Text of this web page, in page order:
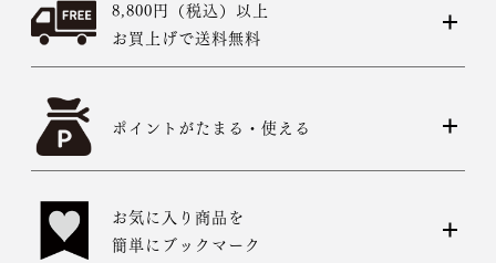
8,800円（税込）以上
お買上げで送料無料
ポイントがたまる・使える
お気に入り商品を
簡単にブックマーク